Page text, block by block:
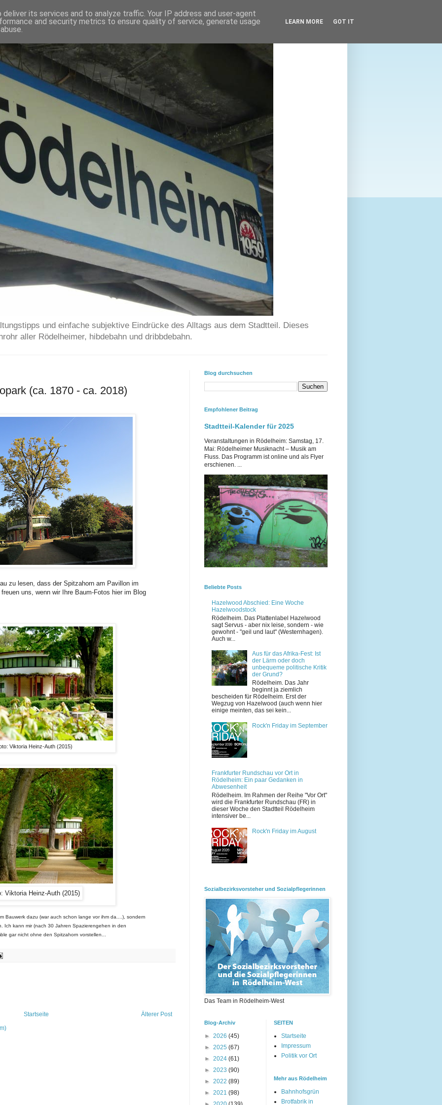
und einfache subjektive Eindrücke des Alltags aus dem Stadtteil. Dieses
aller Rödelheimer, hibdebahn und dribbdebahn.
(ca. 1870 - ca. 2018)
zu lesen, dass der Spitzahorn am Pavillon im
uns, wenn wir Ihre Baum-Fotos hier im Blog
Viktoria Heinz-Auth (2015)
Viktoria Heinz-Auth (2015)
Bauwerk dazu (war auch schon lange vor ihm da....), sondern
Ich kann mir (nach 30 Jahren Spazierengehen in den
gar nicht ohne den Spitzahorn vorstellen...
Älterer Post
Startseite
Blog durchsuchen
Empfohlener Beitrag
Stadtteil-Kalender für 2025
Veranstaltungen in Rödelheim: Samstag, 17.
Mai: Rödelheimer Musiknacht – Musik am
Fluss. Das Programm ist online und als Flyer
erschienen. ...
Beliebte Posts
Hazelwood Abschied: Eine Woche
Hazelwoodstock
Rödelheim. Das Plattenlabel Hazelwood
sagt Servus - aber nix leise, sondern - wie
gewohnt - "geil und laut" (Westernhagen).
Auch w...
Aus für das Afrika-Fest: Ist
der Lärm oder doch
unbequeme politische Kritik
der Grund?
Rödelheim. Das Jahr
beginnt ja ziemlich
bescheiden für Rödelheim. Erst der
Wegzug von Hazelwood (auch wenn hier
einige meinten, das sei kein...
Rock'n Friday im September
Frankfurter Rundschau vor Ort in
Rödelheim: Ein paar Gedanken in
Abwesenheit
Rödelheim. Im Rahmen der Reihe "Vor Ort"
wird die Frankfurter Rundschau (FR) in
dieser Woche den Stadtteil Rödelheim
intensiver be...
Rock'n Friday im August
Sozialbezirksvorsteher und Sozialpflegerinnen
Das Team in Rödelheim-West
Blog-Archiv
► 2026 (45)
► 2025 (67)
► 2024 (61)
► 2023 (90)
► 2022 (89)
► 2021 (98)
SEITEN
Startseite
Impressum
Politik vor Ort
Mehr aus Rödelheim
Bahnhofsgrün
Brotfabrik in
its services and to analyze traffic. Your IP address and user-agent
and security metrics to ensure quality of service, generate usage
LEARN MORE GOT IT